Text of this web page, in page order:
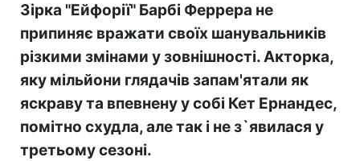
Зірка "Ейфорії" Барбі Феррера не
припиняє вражати своїх шанувальників
різкими змінами у зовнішності. Акторка,
яку мільйони глядачів запам'ятали як
яскраву та впевнену у собі Кет Ернандес,
помітно схудла, але так і не з`явилася у
третьому сезоні.